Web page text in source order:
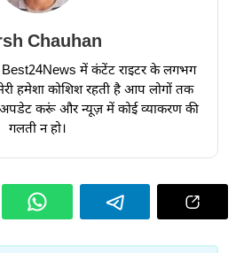
Chauhan
Best24News में कंटेंट राइटर के लगभग
हमेशा कोशिश रहती है आप लोगों तक
करूं और न्यूज़ में कोई व्याकरण की
गलती न हो।